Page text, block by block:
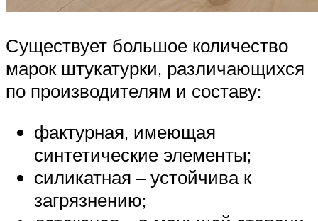
Существует большое количество
марок штукатурки, различающихся
по производителям и составу:
фактурная, имеющая
синтетические элементы;
силикатная – устойчива к
загрязнению;